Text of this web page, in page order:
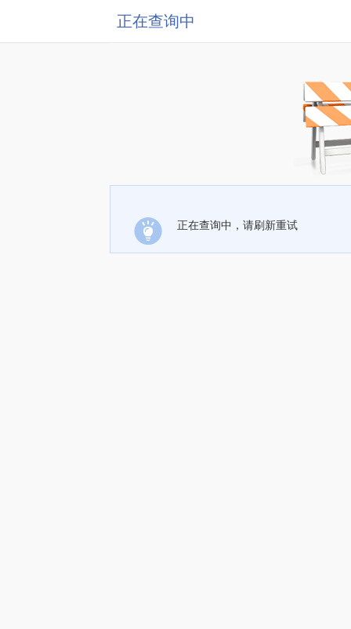
正在查询中
正在查询中，请刷新重试